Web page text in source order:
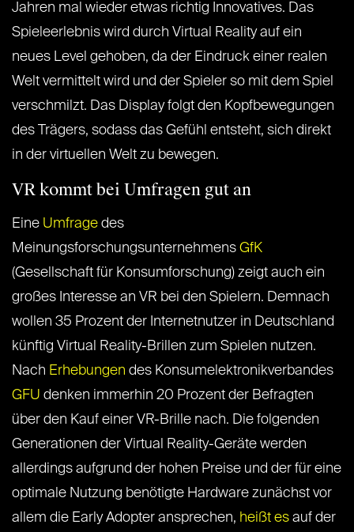
Jahren mal wieder etwas richtig Innovatives. Das
Spieleerlebnis wird durch Virtual Reality auf ein
neues Level gehoben, da der Eindruck einer realen
Welt vermittelt wird und der Spieler so mit dem Spiel
verschmilzt. Das Display folgt den Kopfbewegungen
des Trägers, sodass das Gefühl entsteht, sich direkt
in der virtuellen Welt zu bewegen.
VR kommt bei Umfragen gut an
Eine Umfrage des
Meinungsforschungsunternehmens GfK
(Gesellschaft für Konsumforschung) zeigt auch ein
großes Interesse an VR bei den Spielern. Demnach
wollen 35 Prozent der Internetnutzer in Deutschland
künftig Virtual Reality-Brillen zum Spielen nutzen.
Nach Erhebungen des Konsumelektronikverbandes
GFU denken immerhin 20 Prozent der Befragten
über den Kauf einer VR-Brille nach. Die folgenden
Generationen der Virtual Reality-Geräte werden
allerdings aufgrund der hohen Preise und der für eine
optimale Nutzung benötigte Hardware zunächst vor
allem die Early Adopter ansprechen, heißt es auf der